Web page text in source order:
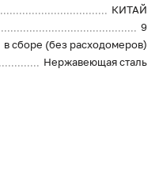
КИТАЙ
9
в сборе (без расходомеров)
Нержавеющая сталь